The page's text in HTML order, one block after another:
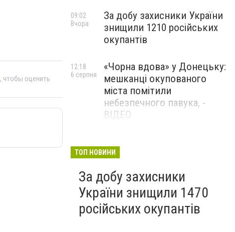
, чтобы оценить
За добу захисники України
знищили 1210 російських
окупантів
09:02
Вчора
«Чорна вдова» у Донецьку:
мешканці окупованого
міста помітили
небезпечного павука, -
ВІДЕО
12:18
6 серпня
засудили до 8 років
метадону
6 серпня
ТОП НОВИНИ
За добу захисники
України знищили 1470
російських окупантів